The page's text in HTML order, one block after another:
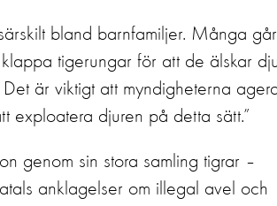
bland barnfamiljer. Många går
tigerungar för att de älskar
är viktigt att myndigheterna
exploatera djuren på detta sätt.”
genom sin stora samling tigrar –
anklagelser om illegal avel och